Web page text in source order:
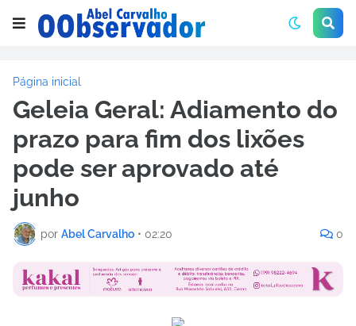
Página inicial
Geleia Geral: Adiamento do
prazo para fim dos lixões
pode ser aprovado até
junho
por Abel Carvalho • 02:20 0